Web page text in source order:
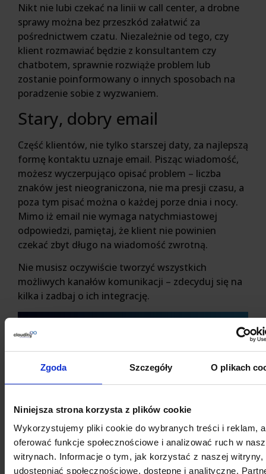
Zgoda Szczegóły O plikach
Niniejsza strona korzysta z plików cookie
Wykorzystujemy pliki cookie do wybranych treści i reklam,
oferować funkcje społecznościowe i analizować ruch w
witrynach. Informacje o tym, jak korzystać z naszej witryny,
udostępniać społecznościowe, dostępne i analityczne.
Nikt nie lubi czekać na linii w call center, a drobne
sprawy można bez przeszkód załatwić za
pośrednictwem czatu. Niezależnie od tego, czy
klient rozmawiać będzie z konsultantem czy
chatbotem, sprawnie rozwiąże problem lub
zostanie poinformowany o innych sposobach na
poradzenie sobie z wyzwaniem.
Stary, dobry email
Część klientów, nie tylko starszej daty, za najlepszą
formę kontaktu uznaje email. Pisząc wiadomość,
możesz wyczerpująco opisać problem – liczba
znaków jest nieograniczona, nie ma presji czasu, a
poza tym pisać można o każdej porze dnia i nocy.
Mimo iż email nie wymaga natychmiastowej
odpowiedzi, pamiętaj, że klient nie powinien
czekać zbyt długo na wiadomość zwrotną.
Nie musisz oczywiście tworzyć wszystkich
możliwych kanałów komunikacji – zdecyduj się na
kilka i zadbaj o ich integrację.